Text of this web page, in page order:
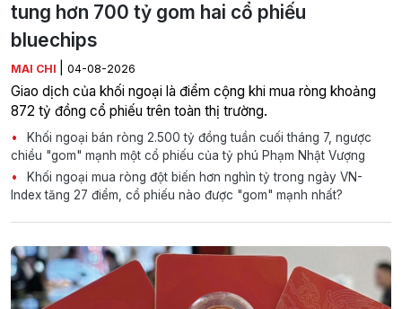
tung hơn 700 tỷ gom hai cổ phiếu
bluechips
MAI CHI 04-08-2026
Giao dịch của khối ngoại là điểm cộng khi mua ròng khoảng
872 tỷ đồng cổ phiếu trên toàn thị trường.
Khối ngoại bán ròng 2.500 tỷ đồng tuần cuối tháng 7, ngược
chiều "gom" mạnh một cổ phiếu của tỷ phú Phạm Nhật Vượng
Khối ngoại mua ròng đột biến hơn nghìn tỷ trong ngày VN-
Index tăng 27 điểm, cổ phiếu nào được "gom" mạnh nhất?